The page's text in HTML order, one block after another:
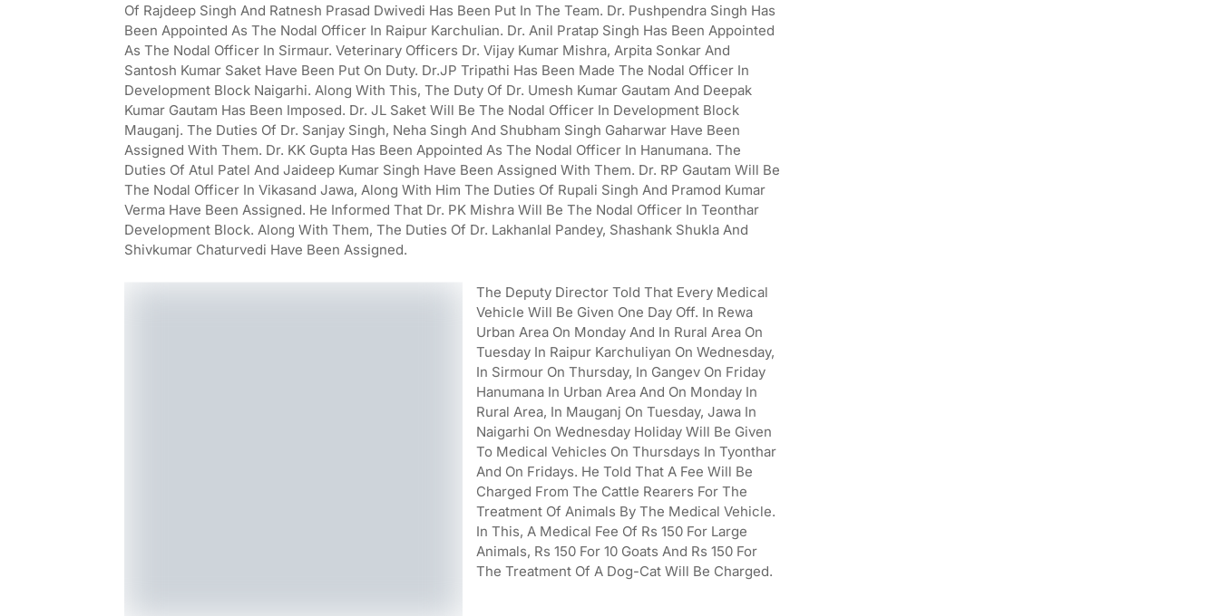
Of Rajdeep Singh And Ratnesh Prasad Dwivedi Has Been Put In The Team. Dr. Pushpendra Singh Has
Been Appointed As The Nodal Officer In Raipur Karchulian. Dr. Anil Pratap Singh Has Been Appointed
As The Nodal Officer In Sirmaur. Veterinary Officers Dr. Vijay Kumar Mishra, Arpita Sonkar And
Santosh Kumar Saket Have Been Put On Duty. Dr.JP Tripathi Has Been Made The Nodal Officer In
Development Block Naigarhi. Along With This, The Duty Of Dr. Umesh Kumar Gautam And Deepak
Kumar Gautam Has Been Imposed. Dr. JL Saket Will Be The Nodal Officer In Development Block
Mauganj. The Duties Of Dr. Sanjay Singh, Neha Singh And Shubham Singh Gaharwar Have Been
Assigned With Them. Dr. KK Gupta Has Been Appointed As The Nodal Officer In Hanumana. The
Duties Of Atul Patel And Jaideep Kumar Singh Have Been Assigned With Them. Dr. RP Gautam Will Be
The Nodal Officer In Vikasand Jawa, Along With Him The Duties Of Rupali Singh And Pramod Kumar
Verma Have Been Assigned. He Informed That Dr. PK Mishra Will Be The Nodal Officer In Teonthar
Development Block. Along With Them, The Duties Of Dr. Lakhanlal Pandey, Shashank Shukla And
Shivkumar Chaturvedi Have Been Assigned.
The Deputy Director Told That Every Medical
Vehicle Will Be Given One Day Off. In Rewa
Urban Area On Monday And In Rural Area On
Tuesday In Raipur Karchuliyan On Wednesday,
In Sirmour On Thursday, In Gangev On Friday
Hanumana In Urban Area And On Monday In
Rural Area, In Mauganj On Tuesday, Jawa In
Naigarhi On Wednesday Holiday Will Be Given
To Medical Vehicles On Thursdays In Tyonthar
And On Fridays. He Told That A Fee Will Be
Charged From The Cattle Rearers For The
Treatment Of Animals By The Medical Vehicle.
In This, A Medical Fee Of Rs 150 For Large
Animals, Rs 150 For 10 Goats And Rs 150 For
The Treatment Of A Dog-Cat Will Be Charged.